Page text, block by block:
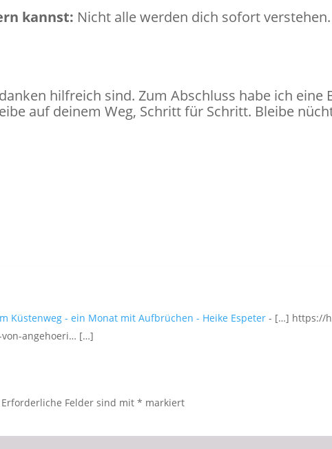
kannst: Nicht alle werden dich sofort
hilfreich sind. Zum Abschluss habe ich eine
auf deinem Weg, Schritt für Schritt. Bleibe
Küstenweg - ein Monat mit Aufbrüchen - Heike Espeter - […] https://
angehoeri… […]
Erforderliche Felder sind mit* markiert